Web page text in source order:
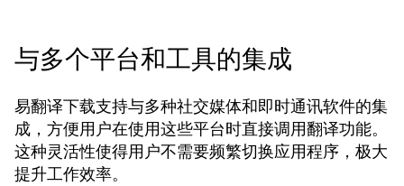
与多个平台和工具的集成
易翻译下载支持与多种社交媒体和即时通讯软件的集
成，方便用户在使用这些平台时直接调用翻译功能。
这种灵活性使得用户不需要频繁切换应用程序，极大
提升工作效率。